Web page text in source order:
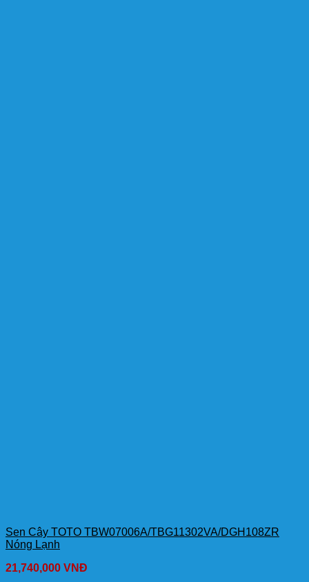
Sen Cây TOTO TBW07006A/TBG11302VA/DGH108ZR
Nóng Lạnh
21,740,000 VNĐ